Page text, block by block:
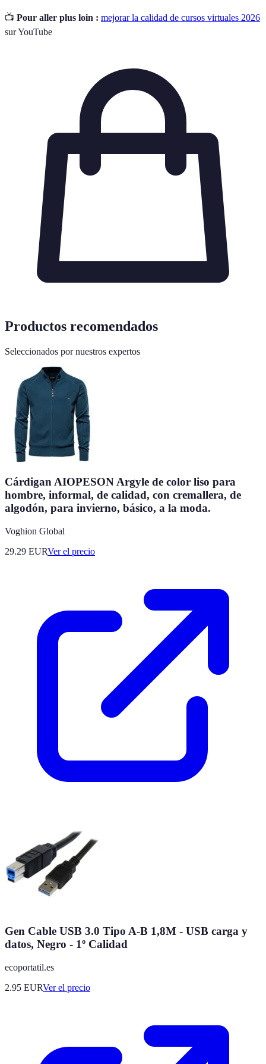
📺 Pour aller plus loin : mejorar la calidad de cursos virtuales 2026
sur YouTube
Productos recomendados
Seleccionados por nuestros expertos
Cárdigan AIOPESON Argyle de color liso para
hombre, informal, de calidad, con cremallera, de
algodón, para invierno, básico, a la moda.
Voghion Global
29.29 EURVer el precio
Gen Cable USB 3.0 Tipo A-B 1,8M - USB carga y
datos, Negro - 1º Calidad
ecoportatil.es
2.95 EURVer el precio